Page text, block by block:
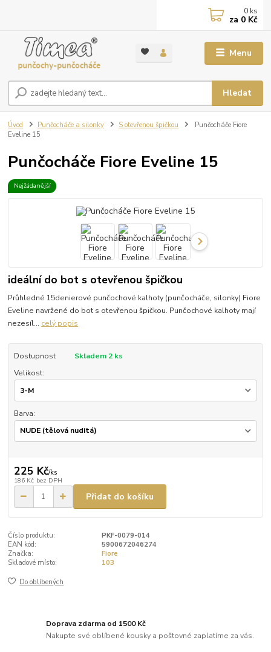
Menu
Hledat
0 ks
za 0 Kč
Úvod Punčocháče a silonky S otevřenou špičkou
Punčocháče Fiore
Eveline 15
Punčocháče Fiore Eveline 15
Nejžádanější
ideální do bot s otevřenou špičkou
Průhledné 15denierové punčochové kalhoty (punčocháče, silonky) Fiore
Eveline navržené do bot s otevřenou špičkou. Punčochové kalhoty mají
nezesíl... celý popis
Dostupnost
Skladem 2 ks
Velikost:
Barva:
225 Kč/ks
186 Kč bez DPH
Přidat do košíku
Číslo produktu:
PKF-0079-014
EAN kód:
5900672046274
Značka:
Fiore
Skladové místo:
103
Do oblíbených
Doprava zdarma od 1500 Kč
Nakupte své oblíbené kousky a poštovné zaplatíme za vás.